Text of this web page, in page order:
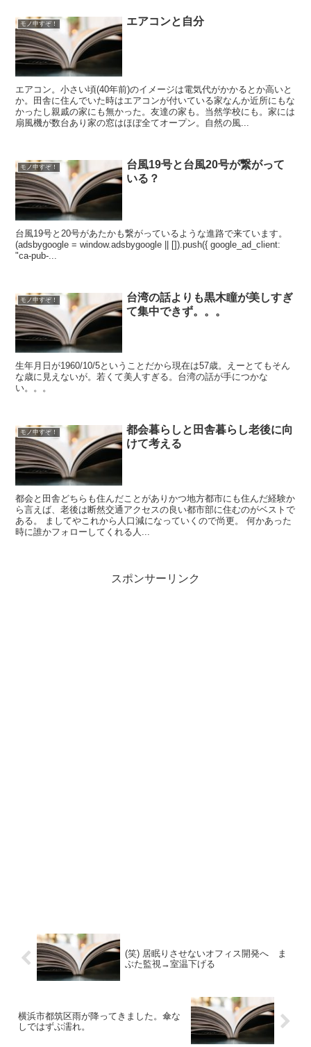
モノ申すぞ！ エアコンと自分
エアコン。小さい頃(40年前)のイメージは電気代がかかるとか高いと
か。田舎に住んでいた時はエアコンが付いている家なんか近所にもな
かったし親戚の家にも無かった。友達の家も。当然学校にも。家には
扇風機が数台あり家の窓はほぼ全てオープン。自然の風...
モノ申すぞ！
台風19号と台風20号が繋がって
いる？
台風19号と20号があたかも繋がっているような進路で来ています。
(adsbygoogle = window.adsbygoogle || []).push({ google_ad_client:
"ca-pub-...
モノ申すぞ！
台湾の話よりも黒木瞳が美しすぎ
て集中できず。。。
生年月日が1960/10/5ということだから現在は57歳。えーとてもそん
な歳に見えないが。若くて美人すぎる。台湾の話が手につかな
い。。。
モノ申すぞ！
都会暮らしと田舎暮らし老後に向
けて考える
都会と田舎どちらも住んだことがありかつ地方都市にも住んだ経験か
ら言えば、老後は断然交通アクセスの良い都市部に住むのがベストで
ある。 ましてやこれから人口減になっていくので尚更。 何かあった
時に誰かフォローしてくれる人...
スポンサーリンク
(笑) 居眠りさせないオフィス開発へ ま
ぶた監視→室温下げる
横浜市都筑区雨が降ってきました。傘な
しではずぶ濡れ。